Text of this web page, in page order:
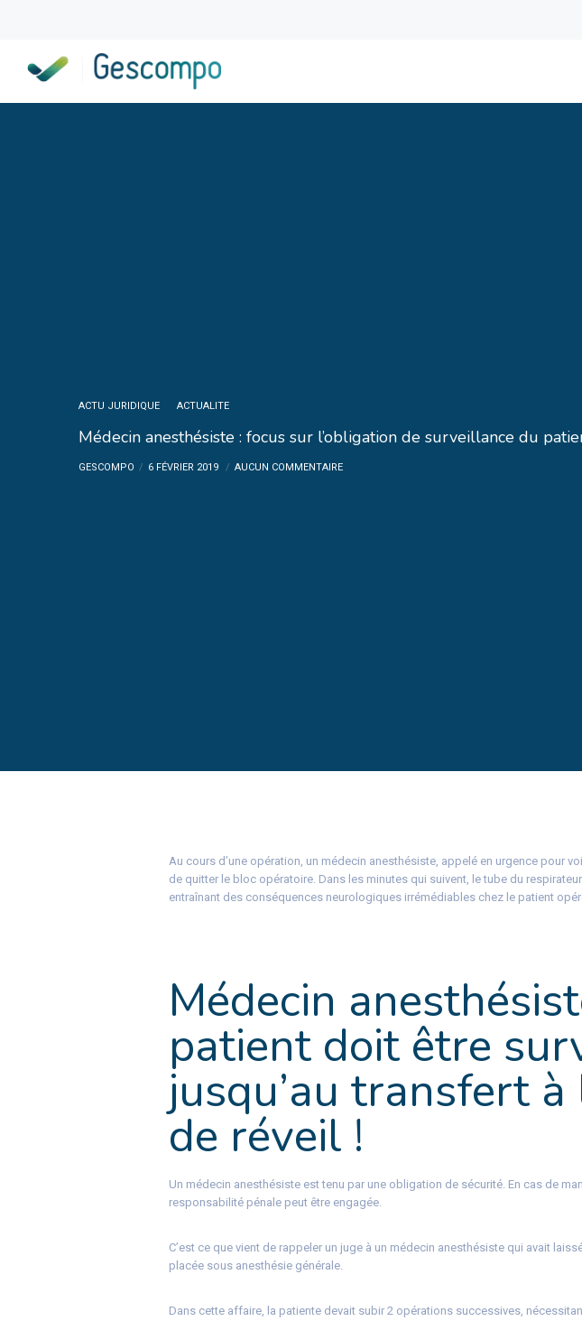
ACTU JURIDIQUE ACTUALITE
Médecin anesthésiste : focus sur l’obligation de surveillance du
GESCOMPO 6 FÉVRIER 2019 AUCUN COMMENTAIRE
Au cours d’une opération, un médecin anesthésiste, appelé en urgence pour
de quitter le bloc opératoire. Dans les minutes qui suivent, le tube du
entraînant des conséquences neurologiques irrémédiables chez le patient
Médecin
patient doit être
jusqu’au transfert
de réveil !
Un médecin anesthésiste est tenu par une obligation de sécurité. En cas de
responsabilité pénale peut être engagée.
C’est ce que vient de rappeler un juge à un médecin anesthésiste qui avait
placée sous anesthésie générale.
Dans cette affaire, la patiente devait subir 2 opérations successives,